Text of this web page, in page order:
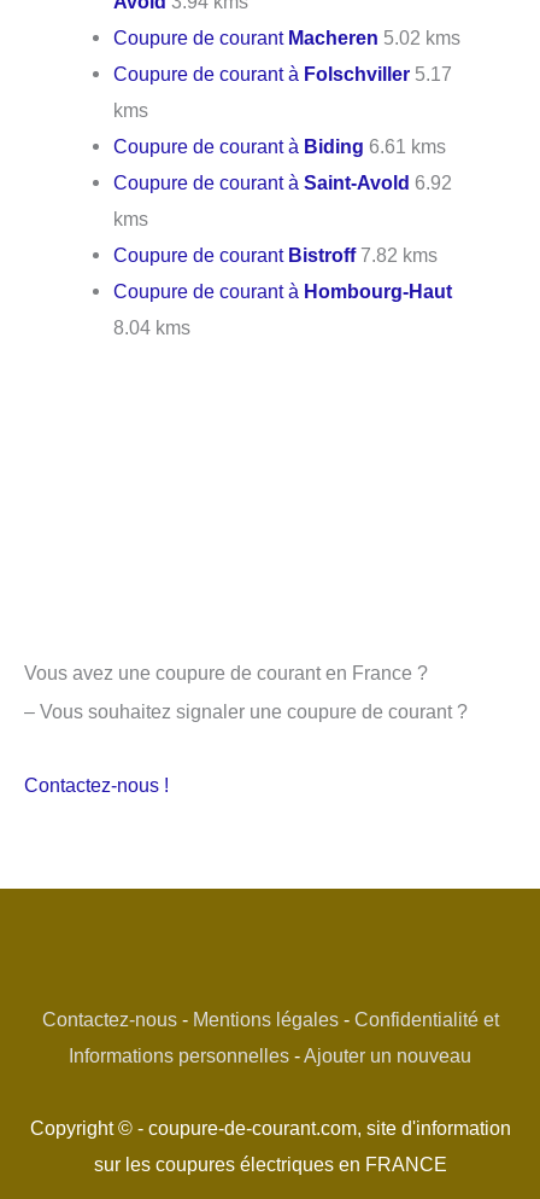
Coupure de courant Macheren 5.02 kms
Coupure de courant à Folschviller 5.17
kms
Coupure de courant à Biding 6.61 kms
Coupure de courant àSaint-Avold 6.92
kms
Coupure de courant Bistroff7.82 kms
Coupure de courant à Hombourg-Haut
8.04 kms
Vous avez une coupure de courant en France ?
– Vous souhaitez signaler une coupure de courant ?
Contactez-nous !
Contactez-nous- Mentions légales- Confidentialité et
Informations personnelles -Ajouter un nouveau
Copyright © - coupure-de-courant.com, site d'information
sur les coupures électriques en FRANCE